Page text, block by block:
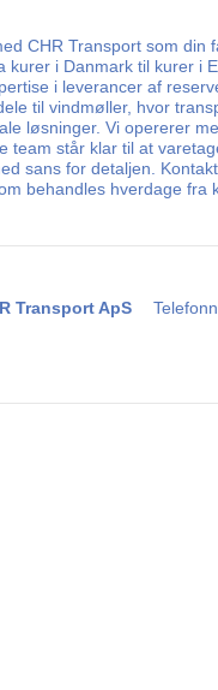
CHR Transport som
i Danmark til kurer i
i leverancer af
til vindmøller, hvor
løsninger. Vi opererer
står klar til at
sans for detaljen.
behandles hverdage
Transport ApS